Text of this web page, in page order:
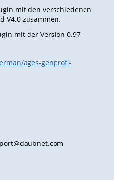
mit den verschiedenen
V4.0 zusammen.
mit der Version 0.97
ages-genprofi-